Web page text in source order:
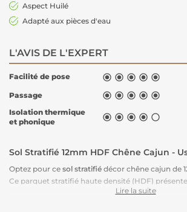
Aspect Huilé
Adapté aux pièces d'eau
L'AVIS DE L'EXPERT
Facilité de pose     
Passage     
Isolation thermique
et phonique
    
Sol Stratifié 12mm HDF Chêne Cajun -
Optez pour ce sol stratifié décor chêne cajun de
Ce parquet stratifié haute densité (HDF)
finesse de décor. Ses 4 chanfreins apportent une
Lire la suite